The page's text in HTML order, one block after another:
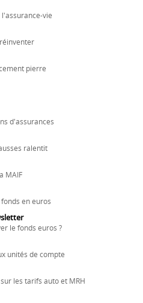
vie
pierre
d'assurances
ralentit
MAIF
en euros
le fonds euros ?
unités de compte
les tarifs auto et MRH